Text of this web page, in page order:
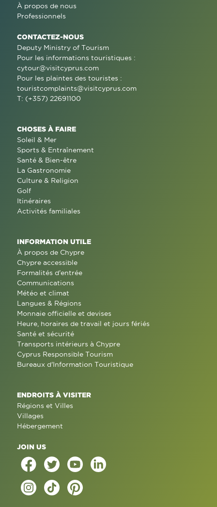
À propos de nous
Professionnels
CONTACTEZ-NOUS
Deputy Ministry of Tourism
Pour les informations touristiques :
cytour@visitcyprus.com
Pour les plaintes des touristes :
touristcomplaints@visitcyprus.com
T: (+357) 22691100
CHOSES À FAIRE
Soleil & Mer
Sports & Entraînement
Santé & Bien-être
La Gastronomie
Culture & Religion
Golf
Itinéraires
Activités familiales
INFORMATION UTILE
À propos de Chypre
Chypre accessible
Formalités d'entrée
Communications
Météo et climat
Langues & Régions
Monnaie officielle et devises
Heure, horaires de travail et jours fériés
Santé et sécurité
Transports intérieurs à Chypre
Cyprus Responsible Tourism
Bureaux d'Information Touristique
ENDROITS À VISITER
Régions et Villes
Villages
Hébergement
JOIN US